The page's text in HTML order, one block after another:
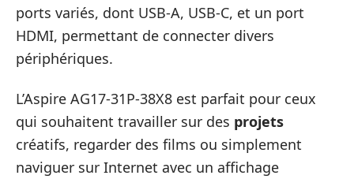
ports variés, dont USB-A, USB-C, et un port
HDMI, permettant de connecter divers
périphériques.
L’Aspire AG17-31P-38X8 est parfait pour ceux
qui souhaitent travailler sur des projets
créatifs, regarder des films ou simplement
naviguer sur Internet avec un affichage